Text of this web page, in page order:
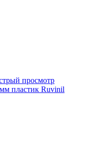
просмотр
пластик Ruvinil